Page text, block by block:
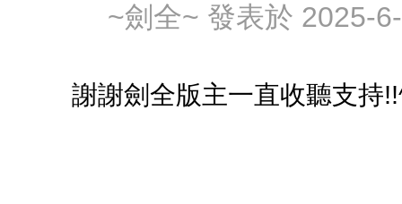
~劍全~ 發表於 2025-
謝謝劍全版主一直收聽支持